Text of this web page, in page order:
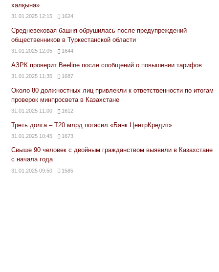
халқына»
31.01.2025 12:15 1624
Средневековая башня обрушилась после предупреждений
общественников в Туркестанской области
31.01.2025 12:05 1644
АЗРК проверит Beeline после сообщений о повышении тарифов
31.01.2025 11:35 1687
Около 80 должностных лиц привлекли к ответственности по итогам
проверок минпросвета в Казахстане
31.01.2025 11:00 1612
Треть долга – Т20 млрд погасил «Банк ЦентрКредит»
31.01.2025 10:45 1673
Свыше 90 человек с двойным гражданством выявили в Казахстане
с начала года
31.01.2025 09:50 1585